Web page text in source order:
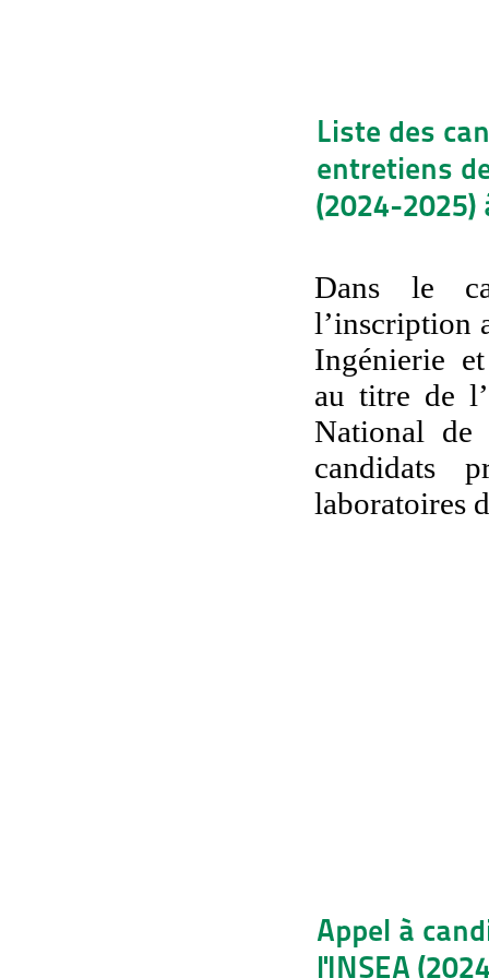
Liste des
entretiens
(2024-2025)
Dans le
l’inscription
Ingénierie
au titre de
National de
candidats
laboratoires
Appel à
l'INSEA